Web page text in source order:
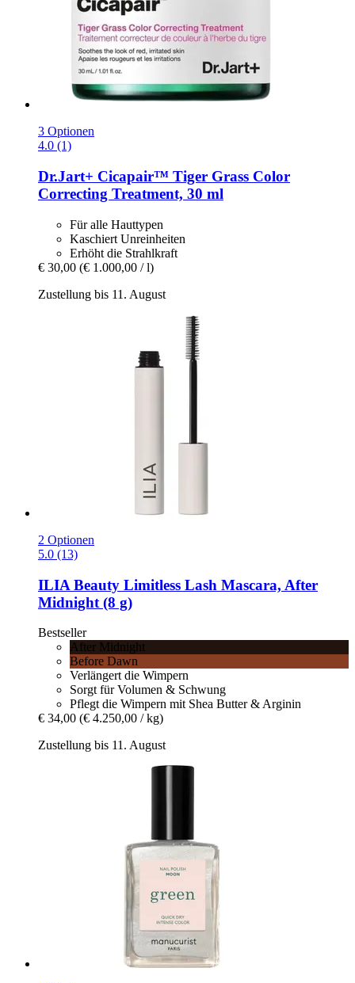
3 Optionen
4.0 (1)
Dr.Jart+ Cicapair™ Tiger Grass Color
Correcting Treatment, 30 ml
Für alle Hauttypen
Kaschiert Unreinheiten
Erhöht die Strahlkraft
€ 30,00 (€ 1.000,00 / l)
Zustellung bis 11. August
2 Optionen
5.0 (13)
ILIA Beauty Limitless Lash Mascara, After
Midnight (8 g)
Bestseller
After Midnight
Before Dawn
Verlängert die Wimpern
Sorgt für Volumen & Schwung
Pflegt die Wimpern mit Shea Butter & Arginin
€ 34,00 (€ 4.250,00 / kg)
Zustellung bis 11. August